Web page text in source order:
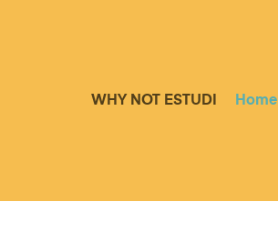
WHY NOT ESTUDI Home